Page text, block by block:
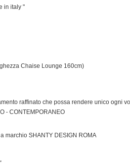
in italy "
Chaise Lounge 160cm)
raffinato che possa rendere unico ogni
- CONTEMPORANEO
marchio SHANTY DESIGN ROMA